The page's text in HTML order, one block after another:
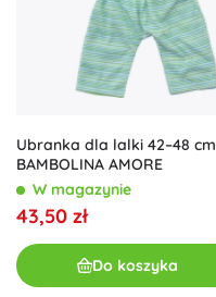
Ubranka dla lalki 42–48 cm
BAMBOLINA AMORE
W magazynie
43,50 zł
Do koszyka